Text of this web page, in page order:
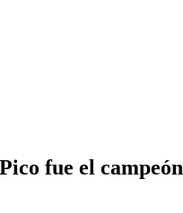
fue el campeón